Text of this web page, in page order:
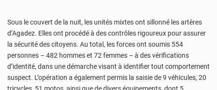
Sous le couvert de la nuit, les unités mixtes ont sillonné les artères
d’Agadez. Elles ont procédé à des contrôles rigoureux pour assurer
la sécurité des citoyens. Au total, les forces ont soumis 554
personnes – 482 hommes et 72 femmes – à des vérifications
d’identité, dans une démarche visant à identifier tout comportement
suspect. L’opération a également permis la saisie de 9 véhicules, 20